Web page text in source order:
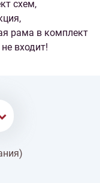
схем,
рама в комплект
входит!